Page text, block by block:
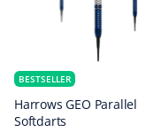
BESTSELLER
Harrows GEO Parallel
Softdarts